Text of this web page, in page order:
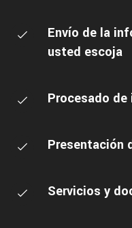
Envío de la
usted escoja
Procesado
Presentación
Servicios y